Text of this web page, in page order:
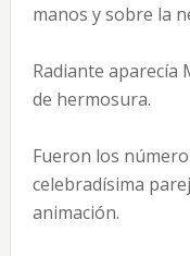
manos y sobre la
Radiante aparecía
de hermosura.
Fueron los
celebradísima
animación.